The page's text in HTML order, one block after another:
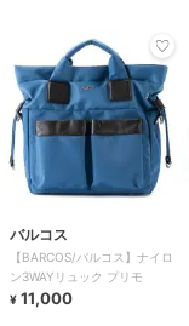
バルコス
【BARCOS/バルコス】ナイロ
ン3WAYリュック プリモ
¥ 11,000